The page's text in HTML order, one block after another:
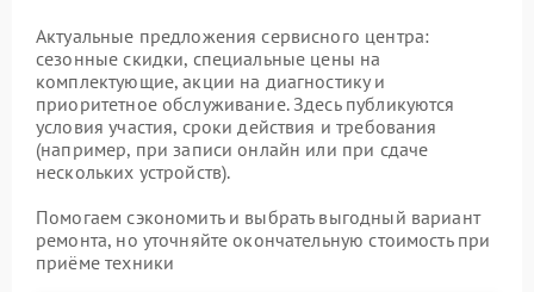
Актуальные предложения сервисного центра:
сезонные скидки, специальные цены на
комплектующие, акции на диагностику и
приоритетное обслуживание. Здесь публикуются
условия участия, сроки действия и требования
(например, при записи онлайн или при сдаче
нескольких устройств).
Помогаем сэкономить и выбрать выгодный вариант
ремонта, но уточняйте окончательную стоимость при
приёме техники